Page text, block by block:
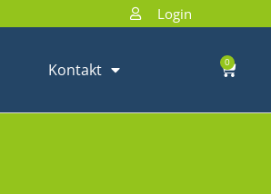
Login
Kontakt 0